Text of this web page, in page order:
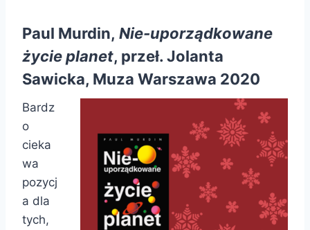
Paul Murdin, Nie-uporządkowane
życie planet, przeł. Jolanta
Sawicka, Muza Warszawa 2020
Bardz
o
cieka
wa
pozycj
a dla
tych,